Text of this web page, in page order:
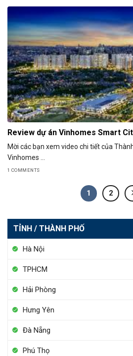
TỈNH / THÀNH PHỐ
Hà Nội
TPHCM
Hải Phòng
Hưng Yên
Đà Nẵng
Phú Thọ
Review dự án Vinhomes Smart
Mời các bạn xem video chi tiết của
Vinhomes ...
1 COMMENTS
1 2